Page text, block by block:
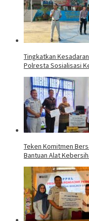
Tingkatkan
Polresta Sosialisasi
Teken Komitmen
Bantuan Alat